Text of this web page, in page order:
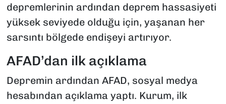
depremlerinin ardından deprem hassasiyeti
yüksek seviyede olduğu için, yaşanan her
sarsıntı bölgede endişeyi artırıyor.
AFAD’dan ilk açıklama
Depremin ardından AFAD, sosyal medya
hesabından açıklama yaptı. Kurum, ilk